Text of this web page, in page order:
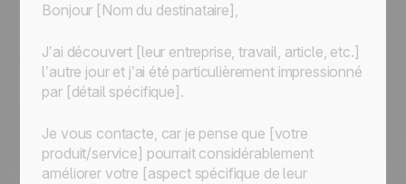
Bonjour [Nom du destinataire],
J’ai découvert [leur entreprise, travail, article, etc.]
l’autre jour et j’ai été particulièrement impressionné
par [détail spécifique].
Je vous contacte, car je pense que [votre
produit/service] pourrait considérablement
améliorer votre [aspect spécifique de leur